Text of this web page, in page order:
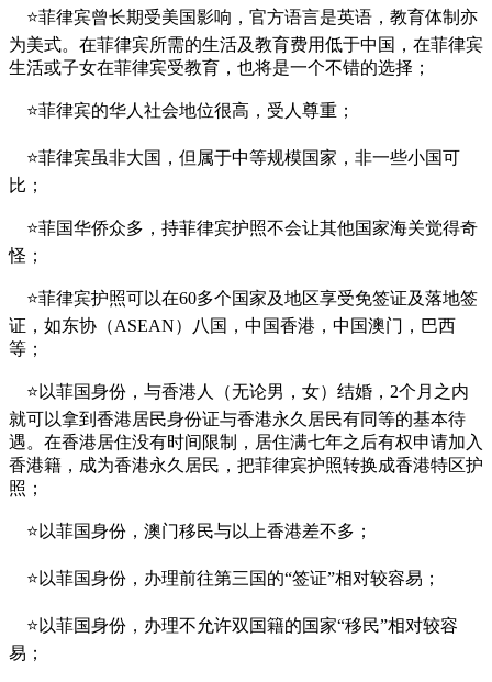
⭐菲律宾曾长期受美国影响，官方语言是英语，教育体制亦
为美式。在菲律宾所需的生活及教育费用低于中国，在菲律宾
生活或子女在菲律宾受教育，也将是一个不错的选择；
⭐菲律宾的华人社会地位很高，受人尊重；
⭐菲律宾虽非大国，但属于中等规模国家，非一些小国可
比；
⭐菲国华侨众多，持菲律宾护照不会让其他国家海关觉得奇
怪；
⭐菲律宾护照可以在60多个国家及地区享受免签证及落地签
证，如东协（ASEAN）八国，中国香港，中国澳门，巴西
等；
⭐以菲国身份，与香港人（无论男，女）结婚，2个月之内
就可以拿到香港居民身份证与香港永久居民有同等的基本待
遇。在香港居住没有时间限制，居住满七年之后有权申请加入
香港籍，成为香港永久居民，把菲律宾护照转换成香港特区护
照；
⭐以菲国身份，澳门移民与以上香港差不多；
⭐以菲国身份，办理前往第三国的“签证”相对较容易；
⭐以菲国身份，办理不允许双国籍的国家“移民”相对较容
易；